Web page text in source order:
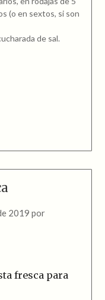
(o en sextos, si son
de sal.
2019 por
fresca para